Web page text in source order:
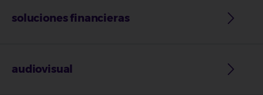
soluciones financieras
audiovisual